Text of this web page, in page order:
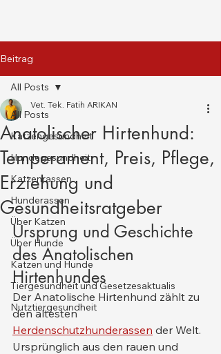
Beitrag
All Posts
Katzengesundheit
Hundegesundheit
Katzenrassen
Hunderassen
Über Katzen
Über Hunde
Katzen und Hunde
Tiergesundheit und Gesetzesaktualis
Nutztiergesundheit
All Posts
Anatolischer Hirtenhund:
Temperament, Preis, Pflege,
Erziehung und
Gesundheitsratgeber
Vet. Tek. Fatih ARIKAN
Ursprung und Geschichte
des Anatolischen
Hirtenhundes
Der Anatolische Hirtenhund zählt zu
den ältesten
Herdenschutzhunderassen der Welt.
Ursprünglich aus den rauen und